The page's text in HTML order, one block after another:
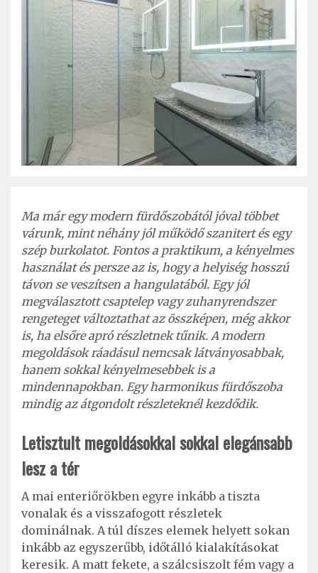
Ma már egy modern fürdőszobától jóval többet
várunk, mint néhány jól működő szanitert és egy
szép burkolatot. Fontos a praktikum, a kényelmes
használat és persze az is, hogy a helyiség hosszú
távon se veszítsen a hangulatából. Egy jól
megválasztott csaptelep vagy zuhanyrendszer
rengeteget változtathat az összképen, még akkor
is, ha elsőre apró részletnek tűnik. A modern
megoldások ráadásul nemcsak látványosabbak,
hanem sokkal kényelmesebbek is a
mindennapokban. Egy harmonikus fürdőszoba
mindig az átgondolt részleteknél kezdődik.
Letisztult megoldásokkal sokkal elegánsabb
lesz a tér
A mai enteriőrökben egyre inkább a tiszta
vonalak és a visszafogott részletek
dominálnak. A túl díszes elemek helyett sokan
inkább az egyszerűbb, időtálló kialakításokat
keresik. A matt fekete, a szálcsiszolt fém vagy a